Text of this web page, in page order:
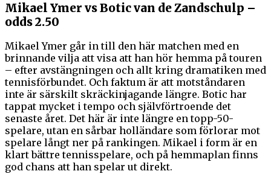
Mikael Ymer vs Botic van de Zandschulp –
odds 2.50
Mikael Ymer går in till den här matchen med en
brinnande vilja att visa att han hör hemma på touren
– efter avstängningen och allt kring dramatiken med
tennisförbundet. Och faktum är att motståndaren
inte är särskilt skräckinjagande längre. Botic har
tappat mycket i tempo och självförtroende det
senaste året. Det här är inte längre en topp-50-
spelare, utan en sårbar holländare som förlorar mot
spelare långt ner på rankingen. Mikael i form är en
klart bättre tennisspelare, och på hemmaplan finns
god chans att han spelar ut direkt.